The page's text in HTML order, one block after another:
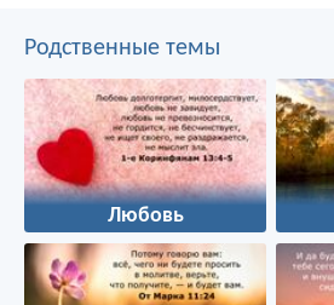
Родственные темы
Любовь